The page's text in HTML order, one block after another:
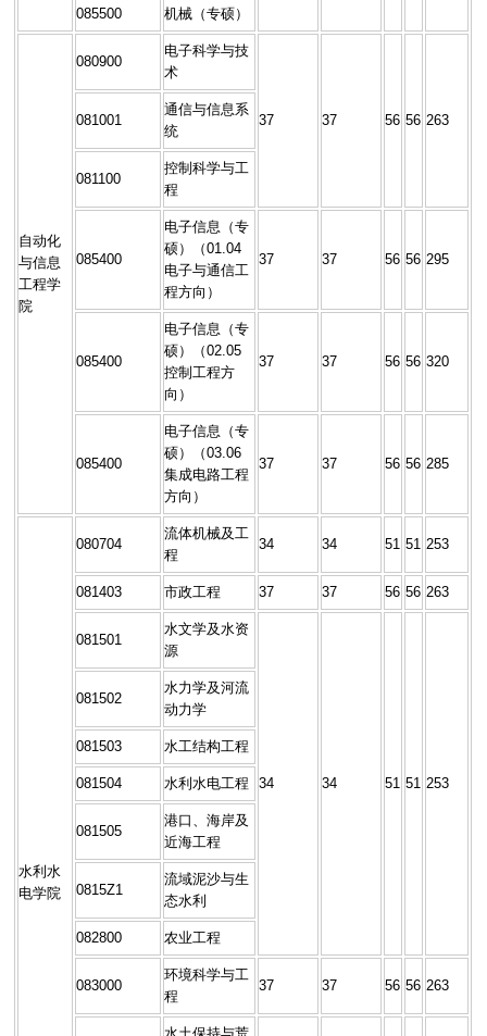
085500 机械（专硕）
自动化
与信息
工程学
院
080900
电子科学与技
术
37 37 56 56 263
081001
通信与信息系
统
081100
控制科学与工
程
085400
电子信息（专
硕）（01.04
电子与通信工
程方向）
37 37 56 56 295
085400
电子信息（专
硕）（02.05
控制工程方
向）
37 37 56 56 320
085400
电子信息（专
硕）（03.06
集成电路工程
方向）
37 37 56 56 285
水利水
电学院
080704
流体机械及工
程
34 34 51 51 253
081403 市政工程 37 37 56 56 263
081501
水文学及水资
源
34 34 51 51 253
081502
水力学及河流
动力学
081503 水工结构工程
081504 水利水电工程
081505
港口、海岸及
近海工程
0815Z1
流域泥沙与生
态水利
082800 农业工程
083000
环境科学与工
程
37 37 56 56 263